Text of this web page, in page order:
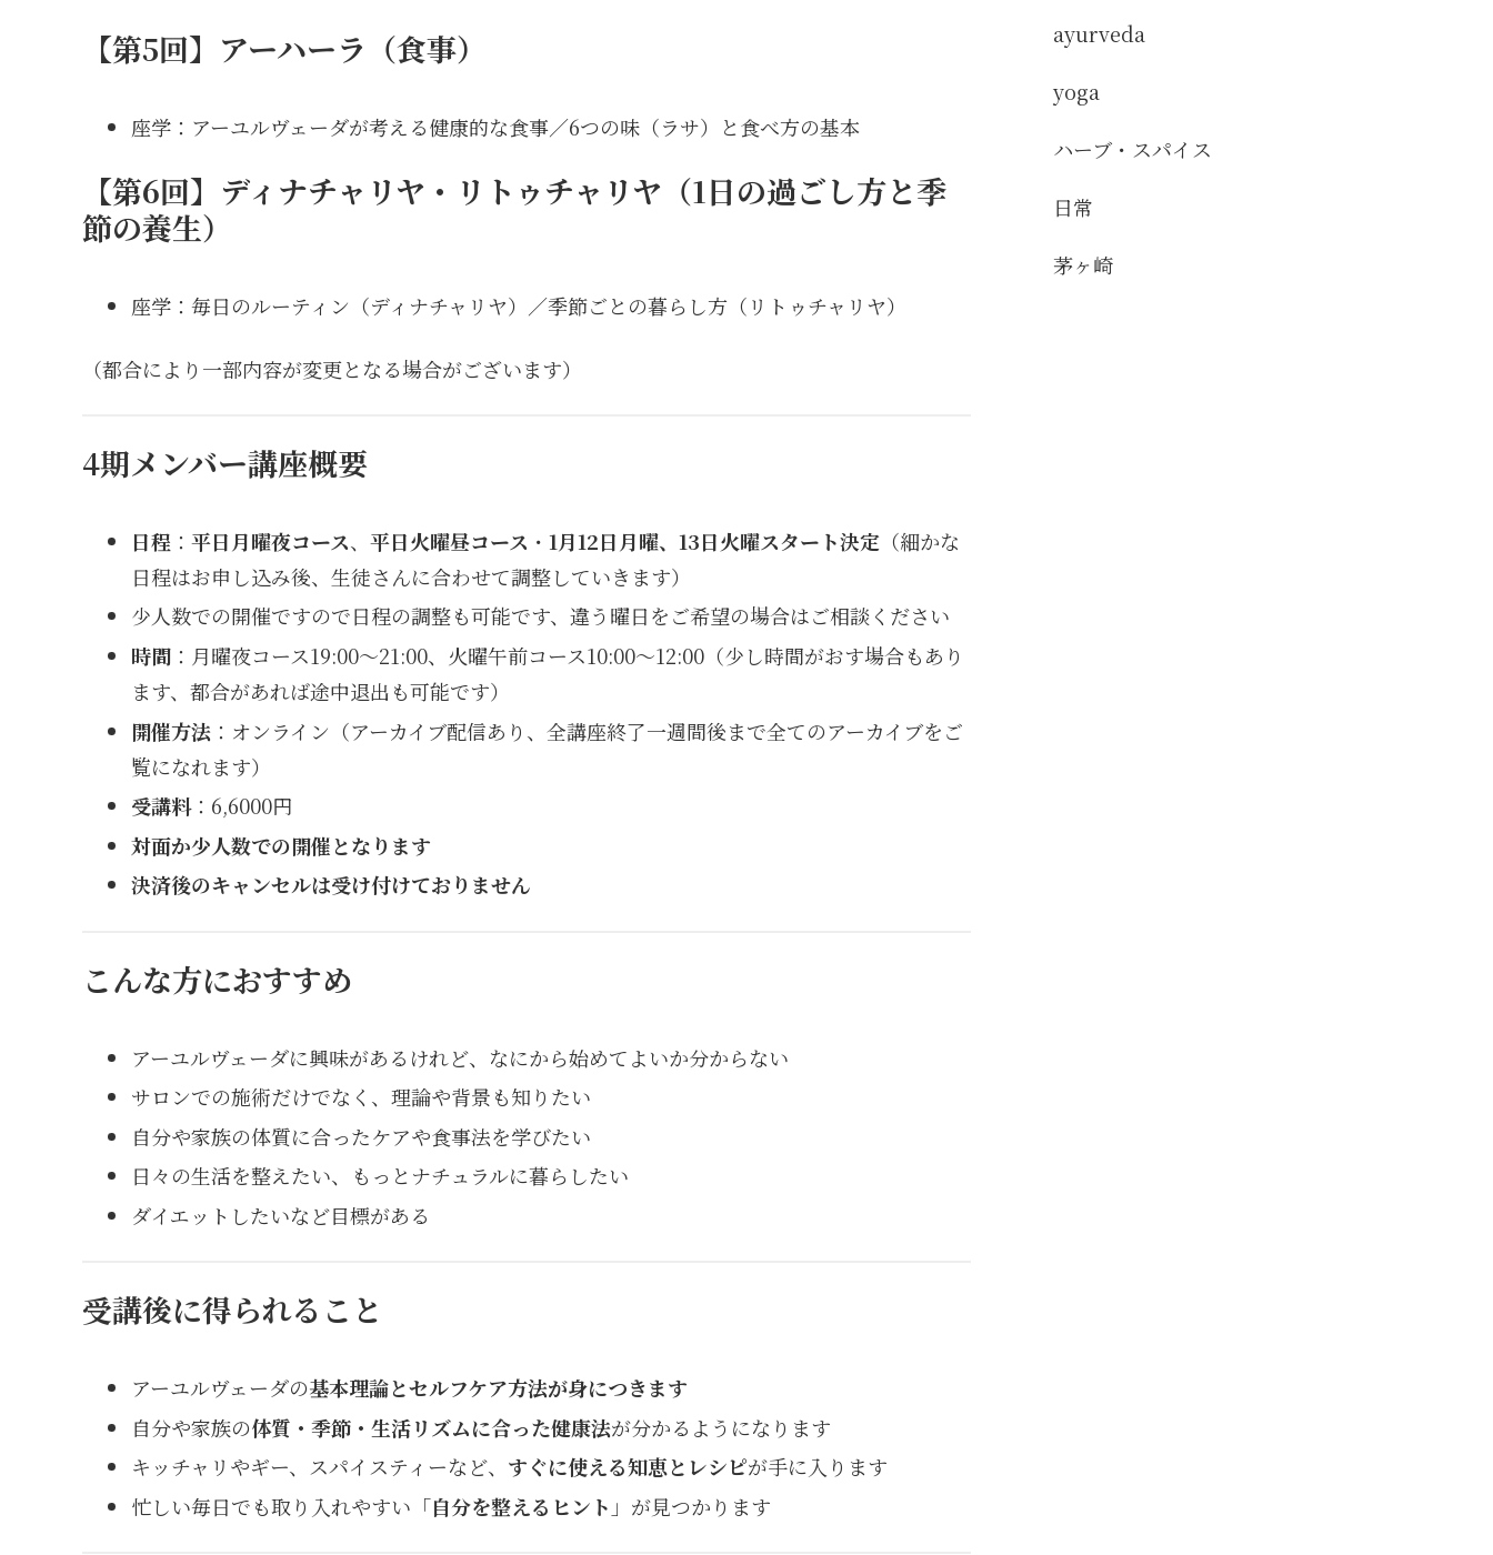
【第5回】アーハーラ（食事）
座学：アーユルヴェーダが考える健康的な食事／6つの味（ラサ）と食べ方の基本
【第6回】ディナチャリヤ・リトゥチャリヤ（1日の過ごし方と季
節の養生）
座学：毎日のルーティン（ディナチャリヤ）／季節ごとの暮らし方（リトゥチャリヤ）
（都合により一部内容が変更となる場合がございます）
4期メンバー講座概要
日程 ： 平日月曜夜コース、 平日火曜昼コース ・ 1月12日月曜、13日火曜スタート決定（細かな
日程はお申し込み後、生徒さんに合わせて調整していきます）
少人数での開催ですので日程の調整も可能です、違う曜日をご希望の場合はご相談ください
時間：月曜夜コース19:00〜21:00、火曜午前コース10:00〜12:00（少し時間がおす場合もあり
ます、都合があれば途中退出も可能です）
開催方法：オンライン（アーカイブ配信あり、全講座終了一週間後まで全てのアーカイブをご
覧になれます）
受講料：6,6000円
対面か少人数での開催となります
決済後のキャンセルは受け付けておりません
こんな方におすすめ
アーユルヴェーダに興味があるけれど、なにから始めてよいか分からない
サロンでの施術だけでなく、理論や背景も知りたい
自分や家族の体質に合ったケアや食事法を学びたい
日々の生活を整えたい、もっとナチュラルに暮らしたい
ダイエットしたいなど目標がある
受講後に得られること
アーユルヴェーダの基本理論とセルフケア方法が身につきます
自分や家族の体質・季節・生活リズムに合った健康法が分かるようになります
キッチャリやギー、スパイスティーなど、 すぐに使える知恵とレシピが手に入ります
忙しい毎日でも取り入れやすい「自分を整えるヒント 」が見つかります
ayurveda
yoga
ハーブ・スパイス
日常
茅ヶ崎